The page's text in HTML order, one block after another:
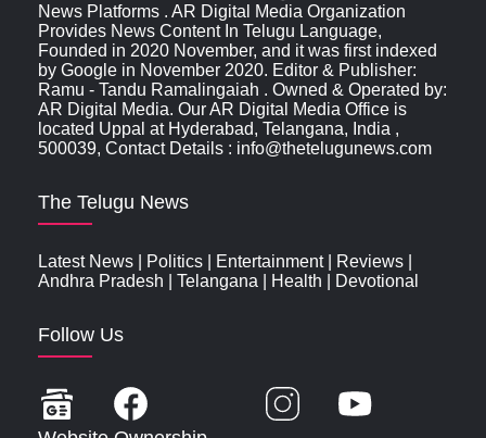
News Platforms . AR Digital Media Organization
Provides News Content In Telugu Language,
Founded in 2020 November, and it was first indexed
by Google in November 2020. Editor & Publisher:
Ramu - Tandu Ramalingaiah . Owned & Operated by:
AR Digital Media. Our AR Digital Media Office is
located Uppal at Hyderabad, Telangana, India ,
500039, Contact Details : info@thetelugunews.com
The Telugu News
Latest News Politics Entertainment| Reviews
Andhra Pradesh
Telangana Health Devotional
Follow Us